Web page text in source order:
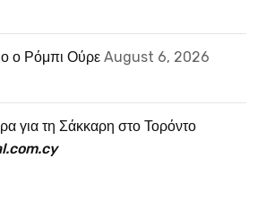
ο Ρόμπι Ούρε August 6, 2026
για τη Σάκκαρη στο Τορόντο